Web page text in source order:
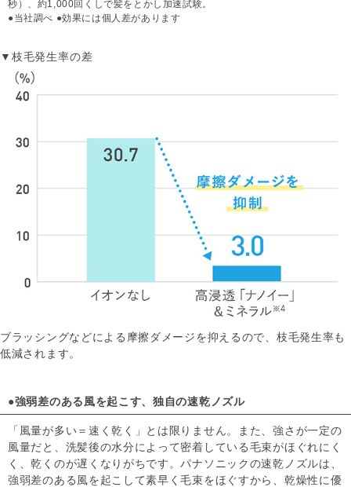
秒）、約1,000回くしで髪をとかし加速試験。
●当社調べ ●効果には個人差があります
▼枝毛発生率の差
ブラッシングなどによる摩擦ダメージを抑えるので、枝毛発生率も
低減されます。
●強弱差のある風を起こす、独自の速乾ノズル
「風量が多い＝速く乾く」とは限りません。また、強さが一定の
風量だと、洗髪後の水分によって密着している毛束がほぐれにく
く、乾くのが遅くなりがちです。パナソニックの速乾ノズルは、
強弱差のある風を起こして素早く毛束をほぐすから、乾燥性に優